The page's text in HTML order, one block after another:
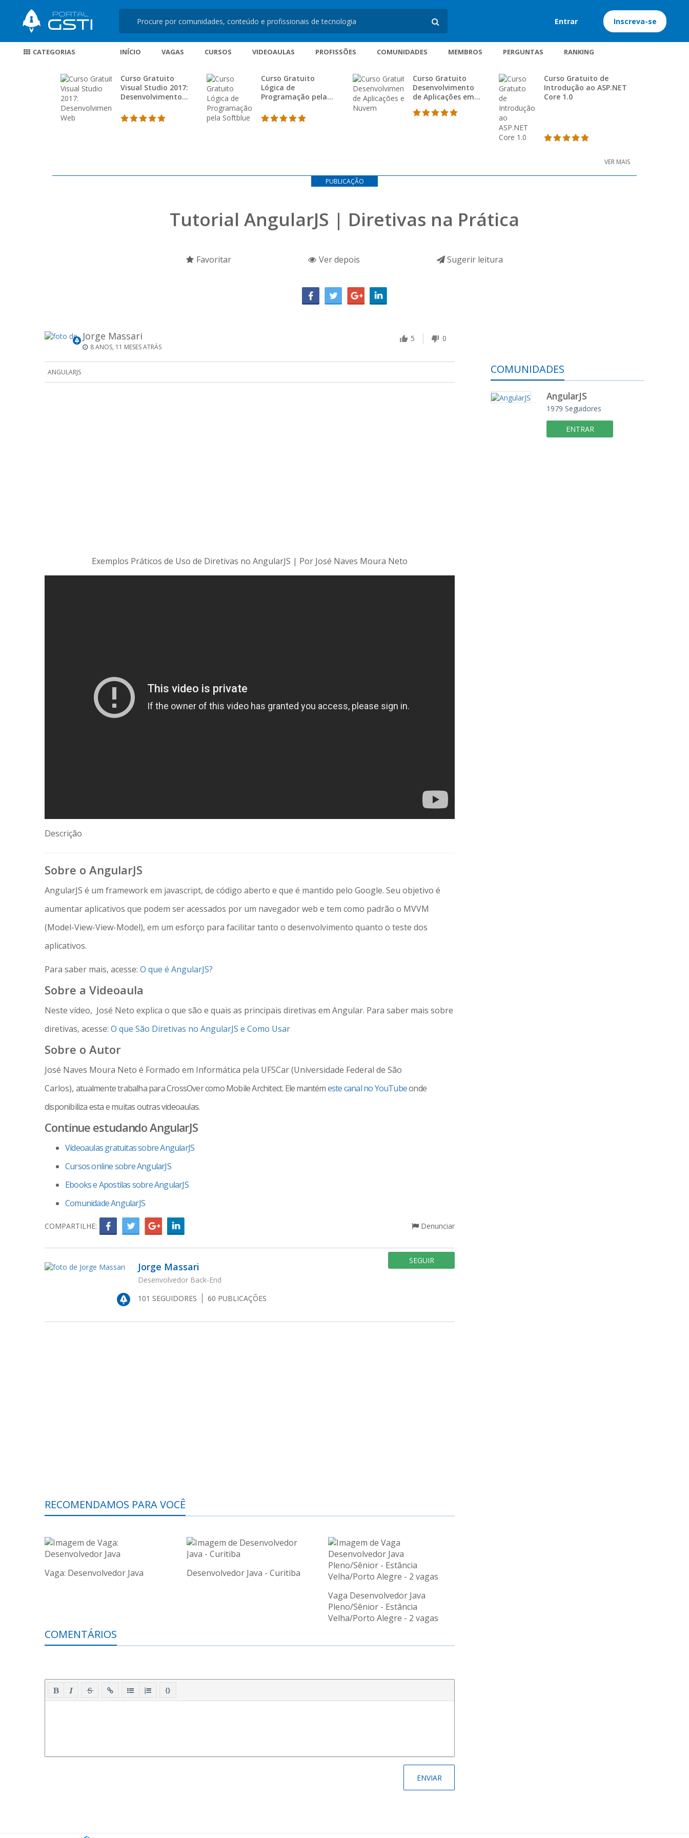
Entrar Inscreva-se
CATEGORIAS INÍCIO VAGAS CURSOS VIDEOAULAS PROFISSÕES COMUNIDADES MEMBROS PERGUNTAS RANKING
Curso Gratuito
Visual Studio 2017:
Desenvolvimento
Curso Gratuito
Lógica de
Programação pela
Curso Gratuito
Desenvolvimento
de Aplicações em
Curso Gratuito de
Introdução ao ASP.NET
Core 1.0
VER MAIS
PUBLICAÇÃO
Tutorial AngularJS | Diretivas na Prática
Favoritar Ver depois Sugerir leitura
Jorge Massari
8 ANOS, 11 MESES ATRÁS
5 0
ANGULARJS
Exemplos Práticos de Uso de Diretivas no AngularJS | Por José Naves Moura Neto
Descrição
Sobre o AngularJS
AngularJS é um framework em javascript, de código aberto e que é mantido pelo Google. Seu objetivo é
aumentar aplicativos que podem ser acessados por um navegador web e tem como padrão o MVVM
(Model-View-View-Model), em um esforço para facilitar tanto o desenvolvimento quanto o teste dos
aplicativos.
Para saber mais, acesse: O que é AngularJS?
Sobre a Videoaula
Neste vídeo, José Neto explica o que são e quais as principais diretivas em Angular. Para saber mais sobre
diretivas, acesse: O que São Diretivas no AngularJS e Como Usar
Sobre o Autor
José Naves Moura Neto é Formado em Informática pela UFSCar (Universidade Federal de São
Carlos), atualmente trabalha para CrossOver como Mobile Architect. Ele mantémeste canal no YouTubeonde
disponibiliza esta e muitas outras videoaulas.
Continue estudando AngularJS
Vídeoaulas gratuitas sobre AngularJS
Cursos online sobre AngularJS
Ebooks e Apostilas sobre AngularJS
Comunidade AngularJS
COMPARTILHE: Denunciar
Jorge Massari
Desenvolvedor Back-End
101 SEGUIDORES 60 PUBLICAÇÕES
SEGUIR
RECOMENDAMOS PARA VOCÊ
Vaga: Desenvolvedor Java
Desenvolvedor Java - Curitiba
Vaga Desenvolvedor Java
Pleno/Sênior - Estância
Velha/Porto Alegre - 2 vagas
COMENTÁRIOS
{}
COMUNIDADES
AngularJS
1979 Seguidores
ENTRAR